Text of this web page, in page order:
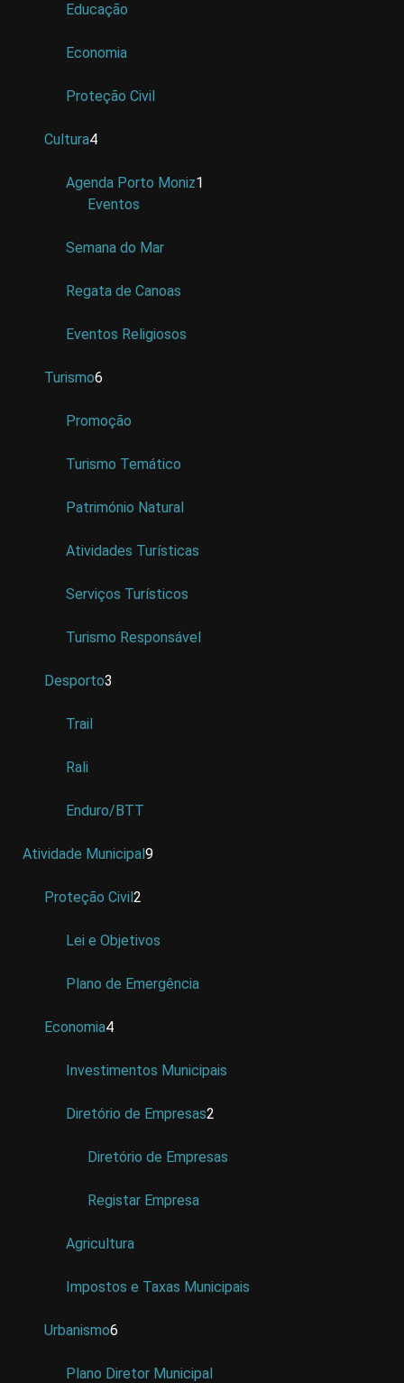
Educação
Economia
Proteção Civil
Cultura4
Agenda Porto Moniz1
Eventos
Semana do Mar
Regata de Canoas
Eventos Religiosos
Turismo6
Promoção
Turismo Temático
Património Natural
Atividades Turísticas
Serviços Turísticos
Turismo Responsável
Desporto3
Trail
Rali
Enduro/BTT
Atividade Municipal9
Proteção Civil2
Lei e Objetivos
Plano de Emergência
Economia4
Investimentos Municipais
Diretório de Empresas2
Diretório de Empresas
Registar Empresa
Agricultura
Impostos e Taxas Municipais
Urbanismo6
Plano Diretor Municipal